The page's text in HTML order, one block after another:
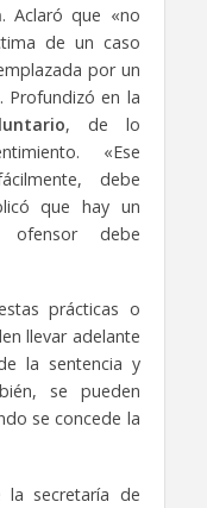
. Aclaró que «no
de un caso
por un
Profundizó en la
, de lo
«Ese
debe
que hay un
ofensor debe
prácticas o
llevar adelante
la sentencia y
se pueden
se concede la
secretaría de